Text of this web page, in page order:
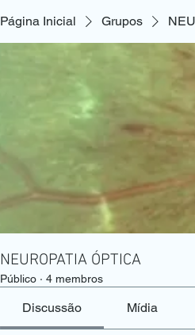
Página Inicial Grupos
NEUROPATIA ÓPTICA
Público · 4 membros
Discussão Mídia